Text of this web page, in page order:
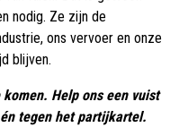
nodig. Ze zijn de
ons vervoer en onze
blijven.
Help ons een vuist
tegen het partijkartel.